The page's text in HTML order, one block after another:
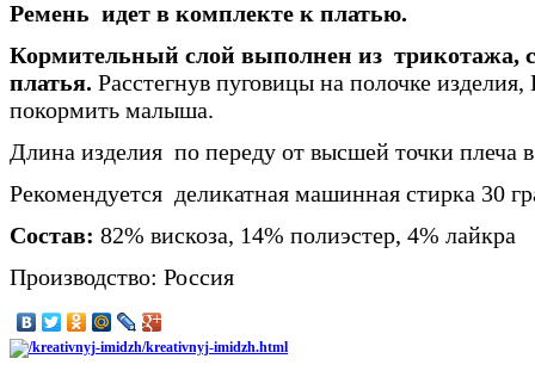
Ремень идет в комплекте к платью.
Кормительный слой выполнен из трикотажа,
платья. Расстегнув пуговицы на полочке
покормить малыша.
Длина изделия по переду от высшей точки плеча
Рекомендуется деликатная машинная стирка 30
Состав: 82% вискоза, 14% полиэстер, 4% лайкра
Производство: Россия